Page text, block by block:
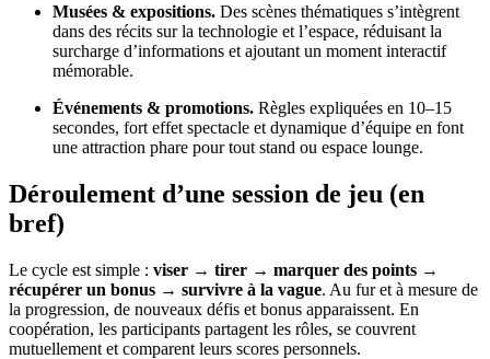
Musées & expositions. Des scènes thématiques s’intègrent
dans des récits sur la technologie et l’espace, réduisant la
surcharge d’informations et ajoutant un moment interactif
mémorable.
Événements & promotions. Règles expliquées en 10–15
secondes, fort effet spectacle et dynamique d’équipe en font
une attraction phare pour tout stand ou espace lounge.
Déroulement d’une session de jeu (en
bref)
Le cycle est simple : viser → tirer → marquer des points →
récupérer un bonus → survivre à la vague. Au fur et à mesure de
la progression, de nouveaux défis et bonus apparaissent. En
coopération, les participants partagent les rôles, se couvrent
mutuellement et comparent leurs scores personnels.